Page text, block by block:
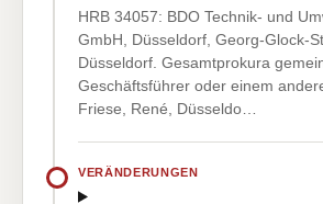
HRB 34057: BDO Technik- und
GmbH, Düsseldorf, Georg-Glock-
Düsseldorf. Gesamtprokura
Geschäftsführer oder einem
Friese, René, Düsseldo…
VERÄNDERUNGEN